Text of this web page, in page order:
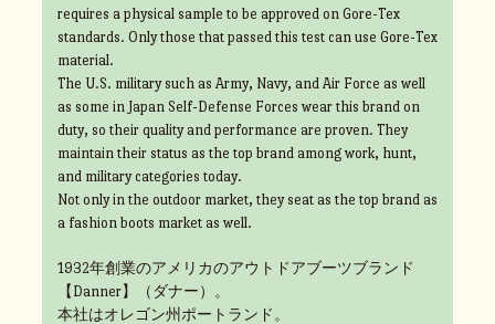
requires a physical sample to be approved on Gore-Tex
standards. Only those that passed this test can use Gore-Tex
material.
The U.S. military such as Army, Navy, and Air Force as well
as some in Japan Self-Defense Forces wear this brand on
duty, so their quality and performance are proven. They
maintain their status as the top brand among work, hunt,
and military categories today.
Not only in the outdoor market, they seat as the top brand as
a fashion boots market as well.
1932年創業のアメリカのアウトドアブーツブランド
【Danner】（ダナー）。
本社はオレゴン州ポートランド。